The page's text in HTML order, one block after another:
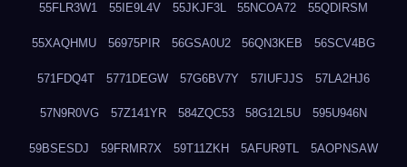
55FLR3W1 55IE9L4V 55JKJF3L 55NCOA72 55QDIRSM
55XAQHMU 56975PIR 56GSA0U2 56QN3KEB 56SCV4BG
571FDQ4T 5771DEGW 57G6BV7Y 57IUFJJS 57LA2HJ6
57N9R0VG 57Z141YR 584ZQC53 58G12L5U 595U946N
59BSESDJ 59FRMR7X 59T11ZKH 5AFUR9TL 5AOPNSAW